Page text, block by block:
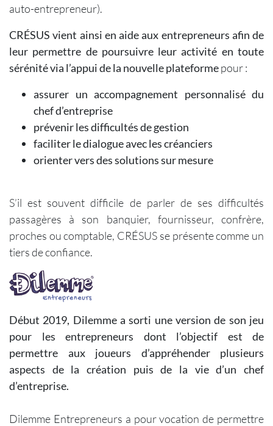
auto-entrepreneur).
CRÉSUS vient ainsi en aide aux entrepreneurs afin de
leur permettre de poursuivre leur activité en toute
sérénité via l’appui de la nouvelle plateformepour :
assurer un accompagnement personnalisé du
chef d’entreprise
prévenir les difficultés de gestion
faciliter le dialogue avec les créanciers
orienter vers des solutions sur mesure
S’il est souvent difficile de parler de ses difficultés
passagères à son banquier, fournisseur, confrère,
proches ou comptable, CRÉSUS se présente comme un
tiers de confiance.
Début 2019, Dilemme a sorti une version de son jeu
pour les entrepreneurs dont l’objectif est de
permettre aux joueurs d’appréhender plusieurs
aspects de la création puis de la vie d’un chef
d’entreprise.
Dilemme Entrepreneurs a pour vocation de permettre